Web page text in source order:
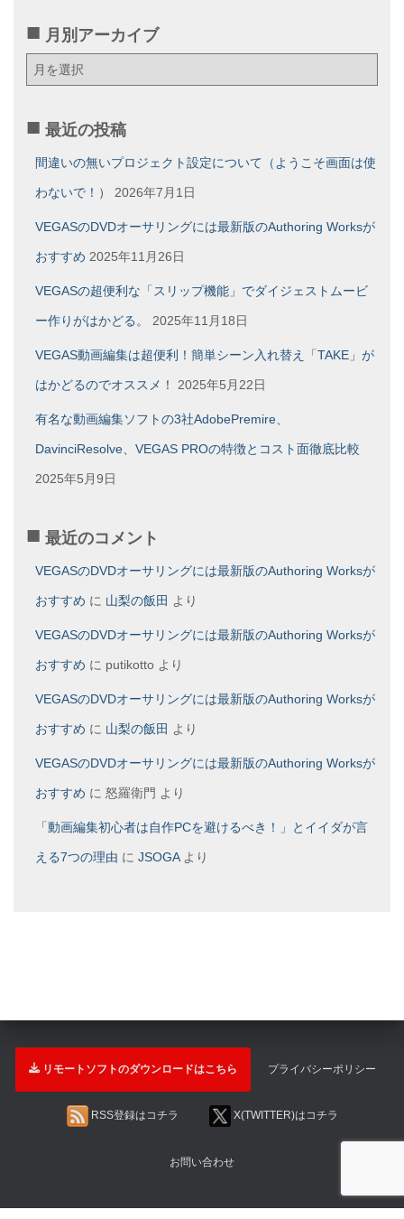
月別アーカイブ
月
別
カ
ブ
最近の投稿
間違いの無いプロジェクト設定について（ようこそ画面は使
わないで！） 2026年7月1日
VEGASのDVDオーサリングには最新版のAuthoring Worksが
おすすめ 2025年11月26日
VEGASの超便利な「スリップ機能」でダイジェストムービ
ー作りがはかどる。 2025年11月18日
VEGAS動画編集は超便利！簡単シーン入れ替え「TAKE」が
はかどるのでオススメ！ 2025年5月22日
有名な動画編集ソフトの3社AdobePremire、
DavinciResolve、VEGAS PROの特徴とコスト面徹底比較
2025年5月9日
最近のコメント
VEGASのDVDオーサリングには最新版のAuthoring Worksが
おすすめ に 山梨の飯田 より
VEGASのDVDオーサリングには最新版のAuthoring Worksが
おすすめ に putikotto より
VEGASのDVDオーサリングには最新版のAuthoring Worksが
おすすめ に 山梨の飯田 より
VEGASのDVDオーサリングには最新版のAuthoring Worksが
おすすめ に 怒羅衛門 より
「動画編集初心者は自作PCを避けるべき！」とイイダが言
える7つの理由 に JSOGAより
リモートソフトのダウンロードはこちら プライバシーポリシー
RSS登録はコチラ X(TWITTER)はコチラ
お問い合わせ